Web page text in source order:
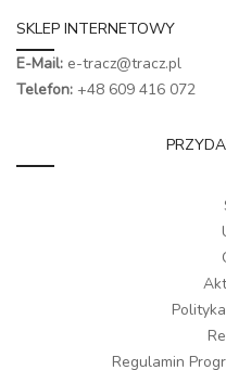
SKLEP INTERNETOWY
E-Mail: e-tracz@tracz.pl
Telefon: +48 609 416 072
Regulamin